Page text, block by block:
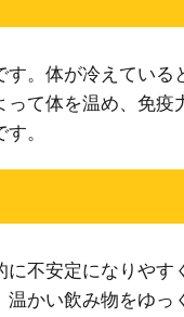
。体が冷えている
て体を温め、免疫
。
不安定になりやす
かい飲み物をゆっ